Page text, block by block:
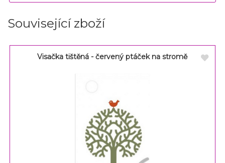
Související zboží
Visačka tištěná - červený ptáček na stromě